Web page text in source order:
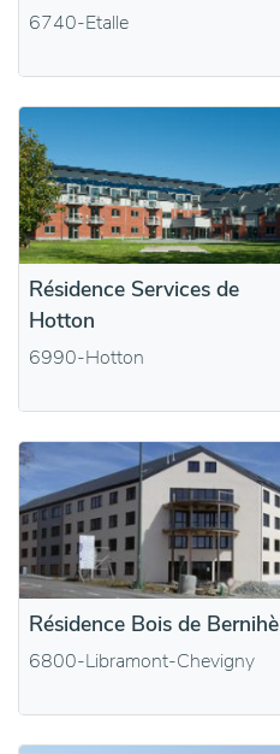
6740-Etalle
Résidence Services de
Hotton
6990-Hotton
Résidence Bois de Bernihè
6800-Libramont-Chevigny